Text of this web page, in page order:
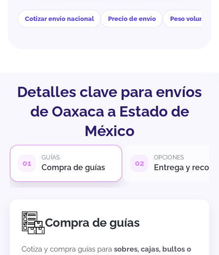
Cotizar envío nacional Precio de envío Peso
Detalles clave para envíos
de Oaxaca a Estado de
México
GUÍAS
Compra de guías
OPCIONES
Entrega y
Compra de guías
Cotiza y compra guías para sobres, cajas, bultos o